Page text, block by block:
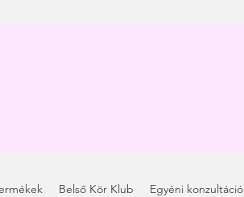
Belső Kör Klub Egyéni konzultáció